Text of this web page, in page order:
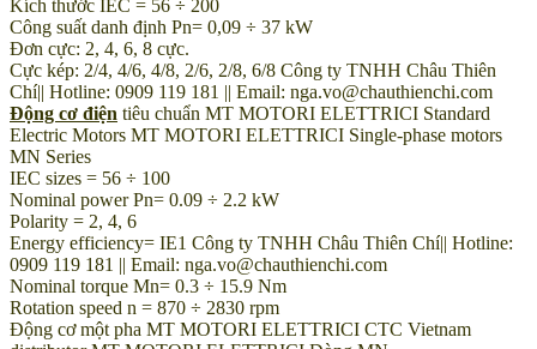
Kích thước IEC = 56 ÷ 200
Công suất danh định Pn= 0,09 ÷ 37 kW
Đơn cực: 2, 4, 6, 8 cực.
Cực kép: 2/4, 4/6, 4/8, 2/6, 2/8, 6/8 Công ty TNHH Châu Thiên
Chí|| Hotline: 0909 119 181 || Email: nga.vo@chauthienchi.com
Động cơ điện tiêu chuẩn MT MOTORI ELETTRICI Standard
Electric Motors MT MOTORI ELETTRICI Single-phase motors
MN Series
IEC sizes = 56 ÷ 100
Nominal power Pn= 0.09 ÷ 2.2 kW
Polarity = 2, 4, 6
Energy efficiency= IE1 Công ty TNHH Châu Thiên Chí|| Hotline:
0909 119 181 || Email: nga.vo@chauthienchi.com
Nominal torque Mn= 0.3 ÷ 15.9 Nm
Rotation speed n = 870 ÷ 2830 rpm
Động cơ một pha MT MOTORI ELETTRICI CTC Vietnam